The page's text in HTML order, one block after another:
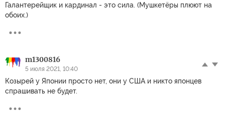
Галантерейщик и кардинал - это сила. (Мушкетёры плюют на
обоих.)
m1300816
5 июля 2021, 10:40
Козырей у Японии просто нет, они у США и никто японцев
спрашивать не будет.